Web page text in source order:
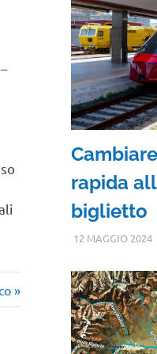
rapida
biglietto
12 MAGGIO 2024